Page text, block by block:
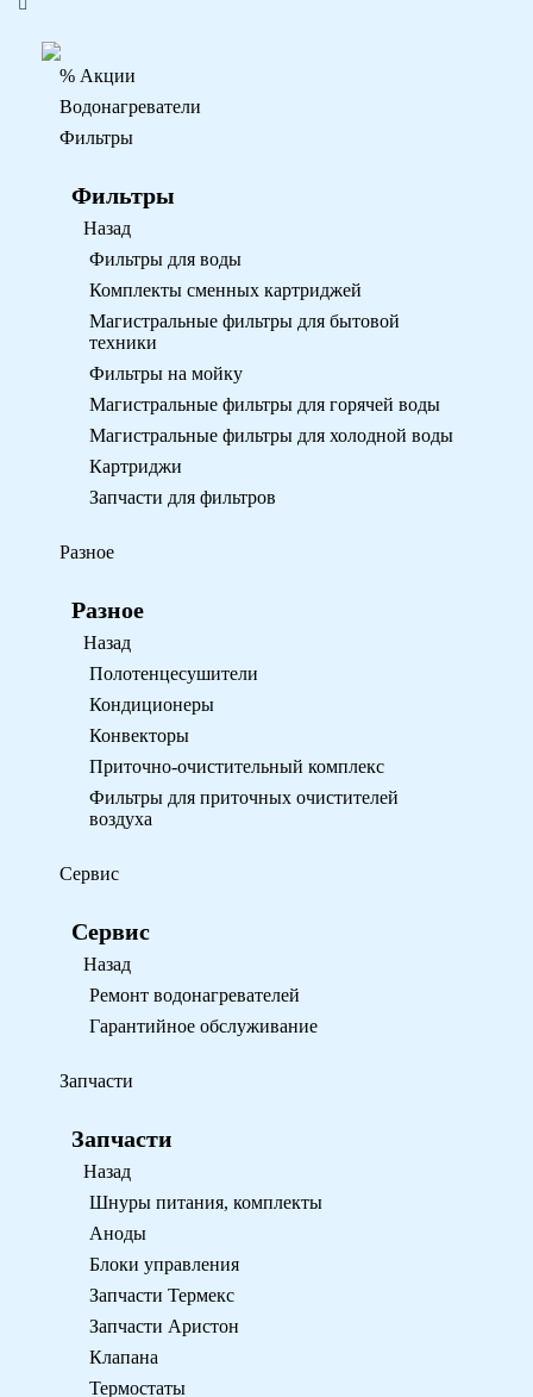
% Акции
Водонагреватели
Фильтры
Фильтры
Назад
Фильтры для воды
Комплекты сменных картриджей
Магистральные фильтры для бытовой
техники
Фильтры на мойку
Магистральные фильтры для горячей воды
Магистральные фильтры для холодной воды
Картриджи
Запчасти для фильтров
Разное
Разное
Назад
Полотенцесушители
Кондиционеры
Конвекторы
Приточно-очистительный комплекс
Фильтры для приточных очистителей
воздуха
Сервис
Сервис
Назад
Ремонт водонагревателей
Гарантийное обслуживание
Запчасти
Запчасти
Назад
Шнуры питания, комплекты
Аноды
Блоки управления
Запчасти Термекс
Запчасти Аристон
Клапана
Термостаты